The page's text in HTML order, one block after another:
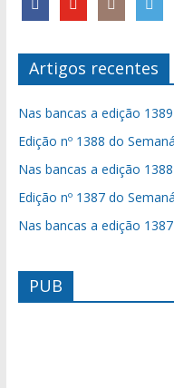
Artigos recentes
Nas bancas a edição
Edição nº 1388 do
Nas bancas a edição
Edição nº 1387 do
Nas bancas a edição
PUB